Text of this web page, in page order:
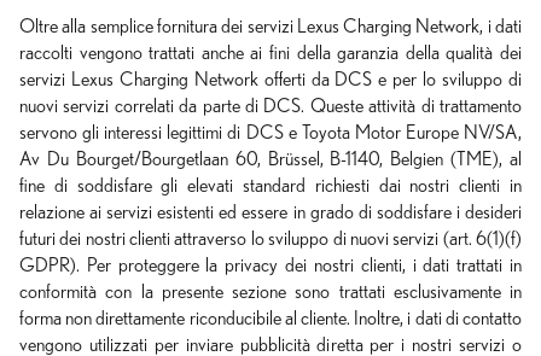
Oltre alla semplice fornitura dei servizi Lexus Charging Network, i dati
raccolti vengono trattati anche ai fini della garanzia della qualità dei
servizi Lexus Charging Network offerti da DCS e per lo sviluppo di
nuovi servizi correlati da parte di DCS. Queste attività di trattamento
servono gli interessi legittimi di DCS e Toyota Motor Europe NV/SA,
Av Du Bourget/Bourgetlaan 60, Brüssel, B-1140, Belgien (TME), al
fine di soddisfare gli elevati standard richiesti dai nostri clienti in
relazione ai servizi esistenti ed essere in grado di soddisfare i desideri
futuri dei nostri clienti attraverso lo sviluppo di nuovi servizi (art. 6(1)(f)
GDPR). Per proteggere la privacy dei nostri clienti, i dati trattati in
conformità con la presente sezione sono trattati esclusivamente in
forma non direttamente riconducibile al cliente. Inoltre, i dati di contatto
vengono utilizzati per inviare pubblicità diretta per i nostri servizi o